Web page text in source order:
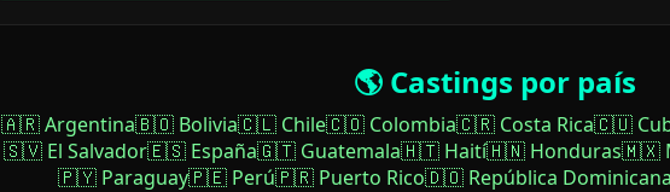
🌎 Castings por país
🇦🇷 Argentina🇧🇴 Bolivia🇨🇱 Chile🇨🇴 Colombia🇨🇷 Costa Rica🇨🇺
🇸🇻 El Salvador🇪🇸 España🇬🇹 Guatemala🇭🇹 Haití🇭🇳 Honduras🇲🇽
🇵🇾 Paraguay🇵🇪 Perú🇵🇷 Puerto Rico🇩🇴 República Dominicana